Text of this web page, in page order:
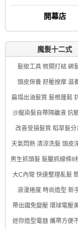
開幕店
魔髮十二式
髮妝工具 梳開打結 綁
頭皮保養 舒壓按摩 滋
扁塌出油髮質 髮根蓬鬆
沙龍染髮自帶隔離液 抗
改善受損髮質 稻草髮分
天氣悶熱 清涼洗髮 頭皮
男生抓頭髮 髮臘抓線條8
大C內彎 快速整理亂髮
浪漫捲度 時尚造型 新
帶出國免變壓 環球電壓
迷你造型電器 攜帶方便